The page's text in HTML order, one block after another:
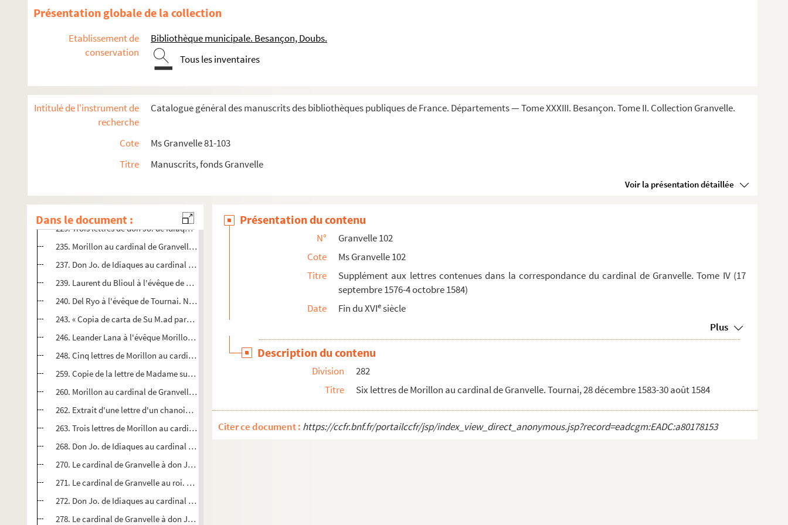
Présentation globale de la collection
Etablissement de
conservation
Bibliothèque municipale. Besançon, Doubs.
Tous les inventaires
Intitulé de l'instrument de
recherche
Catalogue général des manuscrits des bibliothèques publiques de France. Départements — Tome XXXIII. Besançon. Tome II. Collection Granvelle.
Cote
Ms Granvelle 81-103
Titre
Manuscrits, fonds Granvelle
Voir la présentation détaillée
Dans le document :
193. Appelteren à Morillon. Lille, 24 et 29 janvier 1583
198. Morillon au cardinal de Granvelle. Tournai, 1er mars 1583
200. Sept lettres du cardinal de Granvelle à Morillon. Madrid, 27 mars-8 avril 1583
217. Requête de l'évêque de Tournai Morillon au pape à l'effet d'être exempté du payement de 2,574 ducats...
218. Morillon au cardinal de Granvelle. Tournai, 25 avril 1583
228. Le cardinal de Granvelle à Morillon. Madrid, 26 mai 1583
229. Trois lettres de don Jo. de Idiaques au cardinal de Granvelle. Aranjuez, 14 mai 1583
235. Morillon au cardinal de Granvelle. Saint-Amand, 7 mai 1583
237. Don Jo. de Idiaques au cardinal de Granvelle. San-Lorenzo, 25 juin 1583
239. Laurent du Blioul à l'évêque de Tournai Morillon. Rome, 4 juillet 1583
240. Del Ryo à l'évêque de Tournai. Namur, 6 juillet 1583
243. « Copia de carta de Su M.ad para Madama. » Madrid, 15 juillet 1583. « Copia de carta de S. M. para e...
246. Leander Lana à l'évêque Morillon. Rome, 18 juillet 1583
248. Cinq lettres de Morillon au cardinal de Granvelle. Tournai, 19 juillet-2 août 1583. La troisième let...
259. Copie de la lettre de Madame sur son partement. Namur, 10 août 1583
260. Morillon au cardinal de Granvelle. Tournai, 10 août 1513
262. Extrait d'une lettre d'un chanoine de Cambrai ; 12 août 1583
263. Trois lettres de Morillon au cardinal de Granvelle. Tournai, 17 août et 27 septembre 1583
268. Don Jo. de Idiaques au cardinal de Granvelle. San-Lorenzo, 7 novembre 1583
270. Le cardinal de Granvelle à don Jo. de Idiaques. Madrid, 8 décembre 1583
271. Le cardinal de Granvelle au roi. Madrid, 9 novembre 1583
272. Don Jo. de Idiaques au cardinal de Granvelle. Del Pardo, 10 novembre 1583
278. Le cardinal de Granvelle à don Juan de Idiaques. Madrid, 11 novembre 1583
Présentation du contenu
N°
Granvelle 102
Cote
Ms Granvelle 102
Titre
Supplément aux lettres contenues dans la correspondance du cardinal de Granvelle. Tome IV (17
septembre 1576-4 octobre 1584)
Date
Fin du XVIesiècle
Plus
Description du contenu
Division
282
Titre
Six lettres de Morillon au cardinal de Granvelle. Tournai, 28 décembre 1583-30 août 1584
Citer ce document : https://ccfr.bnf.fr/portailccfr/jsp/index_view_direct_anonymous.jsp?record=eadcgm:EADC:a80178153